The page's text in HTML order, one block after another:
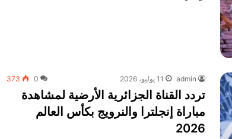
admin 11 يوليو، 2026 0
373
تردد القناة الجزائرية الأرضية لمشاهدة
مباراة إنجلترا والنرويج بكأس العالم
2026